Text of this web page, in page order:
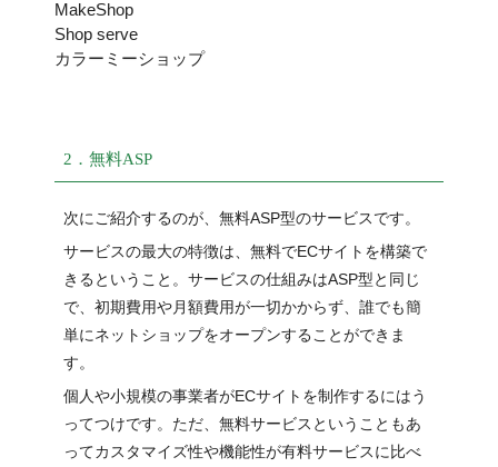
MakeShop
Shop serve
カラーミーショップ
2．無料ASP
次にご紹介するのが、無料ASP型のサービスです。
サービスの最大の特徴は、無料でECサイトを構築で
きるということ。サービスの仕組みはASP型と同じ
で、初期費用や月額費用が一切かからず、誰でも簡
単にネットショップをオープンすることができま
す。
個人や小規模の事業者がECサイトを制作するにはう
ってつけです。ただ、無料サービスということもあ
ってカスタマイズ性や機能性が有料サービスに比べ